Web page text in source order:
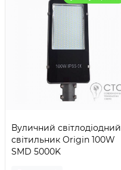
Вуличний світлодіодний
світильник Origin 100W
SMD 5000K